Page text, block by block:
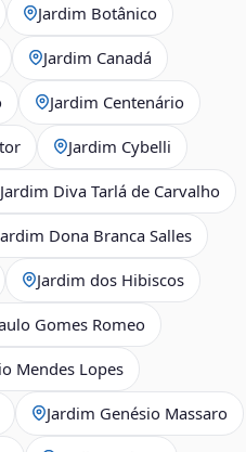
Jardim Botânico
Jardim Canadá
Jardim Centenário
Jardim Cybelli
Jardim Diva Tarlá de Carvalho
Dona Branca Salles
Jardim dos Hibiscos
Gomes Romeo
Mendes Lopes
Jardim Genésio Massaro